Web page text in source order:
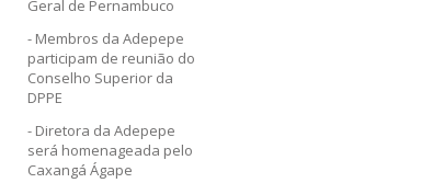
Geral de Pernambuco
Membros da Adepepe
participam de reunião do
Conselho Superior da
DPPE
Diretora da Adepepe
será homenageada pelo
Caxangá Ágape